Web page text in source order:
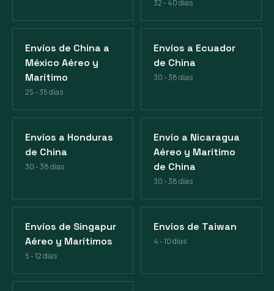
32 - 40 días
Envíos de China a
México Aéreo y
Marítimo
25 - 35 días
Envíos a Ecuador
de China
30 - 38 días
Envíos a Honduras
de China
30 - 38 días
Envío a Nicaragua
Aéreo y Marítimo
de China
30 - 38 días
Envíos de Singapur
Aéreo y Marítimos
5 - 12 días
Envíos de Taiwan
4 - 10 días